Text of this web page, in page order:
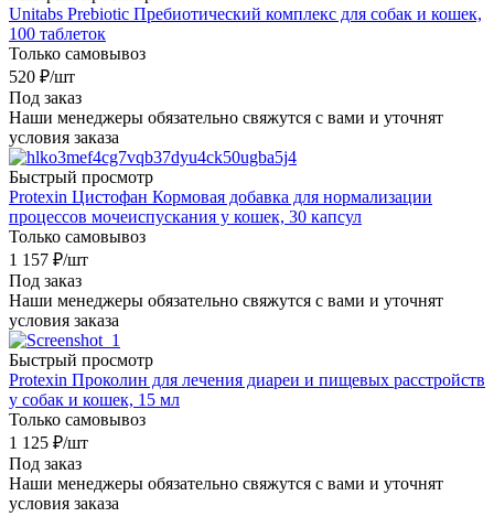
Unitabs Prebiotic Пребиотический комплекс для собак и кошек,
100 таблеток
Только самовывоз
520 ₽/шт
Под заказ
Наши менеджеры обязательно свяжутся с вами и уточнят
условия заказа
Быстрый просмотр
Protexin Цистофан Кормовая добавка для нормализации
процессов мочеиспускания у кошек, 30 капсул
Только самовывоз
1 157 ₽/шт
Под заказ
Наши менеджеры обязательно свяжутся с вами и уточнят
условия заказа
Быстрый просмотр
Protexin Проколин для лечения диареи и пищевых расстройств
у собак и кошек, 15 мл
Только самовывоз
1 125 ₽/шт
Под заказ
Наши менеджеры обязательно свяжутся с вами и уточнят
условия заказа